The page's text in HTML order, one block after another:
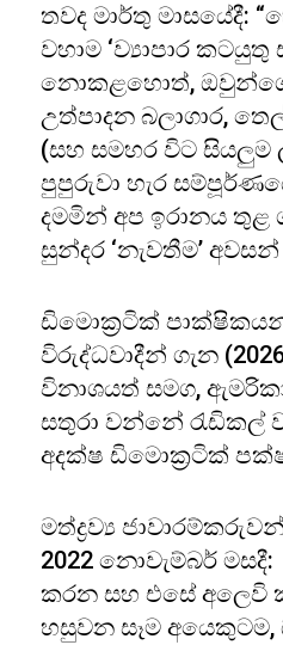
තවද මාර්තු මාසයේදී:
වහාම ‘ව්‍යාපාර කටයුතු
නොකළහොත්,
උත්පාදන බලාගාර,
(සහ සමහර විට
පුපුරුවා හැර
දමමින් අප ඉරානය
සුන්දර ‘නැවතීම’
ඩිමොක්‍රටික්
විරුද්ධවාදීන් ගැන
විනාශයත් සමග,
සතුරා වන්නේ රැඩිකල්
අදක්ෂ ඩිමොක්‍රටික්
මත්ද්‍රව්‍ය
2022 නොවැම්බර් මසදී:
කරන සහ එසේ අලෙවි
හසුවන සෑම